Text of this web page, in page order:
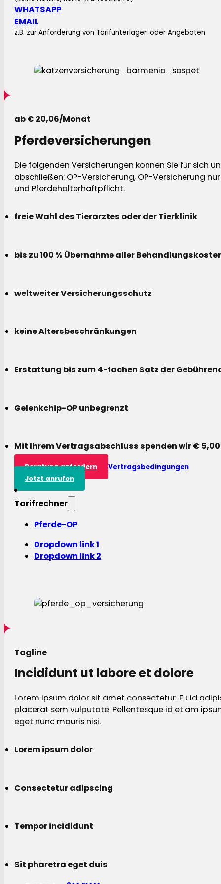
WHATSAPP
EMAIL
z.B. zur Anforderung von Tarifunterlagen oder Angeboten
ab € 20,06/Monat
Pferdeversicherungen
Die folgenden Versicherungen können Sie für sich
abschließen: OP-Versicherung, OP-Versicherung
und Pferdehalterhaftpflicht.
freie Wahl des Tierarztes oder der Tierklinik
bis zu 100 % Übernahme aller
weltweiter Versicherungsschutz
keine Altersbeschränkungen
Erstattung bis zum 4-fachen Satz der
Gelenkchip-OP unbegrenzt
Mit Ihrem Vertragsabschluss spenden wir €
Beratung anfordern
Vertragsbedingungen
Jetzt anrufen
Tarifrechner
Pferde-OP
Dropdown link 1
Dropdown link 2
Tagline
Incididunt ut labore et dolore
Lorem ipsum dolor sit amet consectetur. Eu id
placerat sem vulputate. Pellentesque id etiam
eget nunc mauris nisi.
Lorem ipsum dolor
Consectetur adipscing
Tempor incididunt
Sit pharetra eget duis